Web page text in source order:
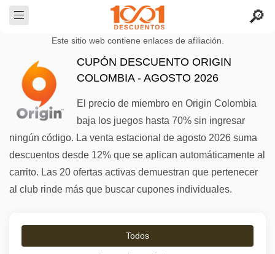
Este sitio web contiene enlaces de afiliación.
CUPÓN DESCUENTO ORIGIN
COLOMBIA - AGOSTO 2026
El precio de miembro en Origin Colombia
baja los juegos hasta 70% sin ingresar
ningún código. La venta estacional de agosto 2026 suma
descuentos desde 12% que se aplican automáticamente al
carrito. Las 20 ofertas activas demuestran que pertenecer
al club rinde más que buscar cupones individuales.
Todos